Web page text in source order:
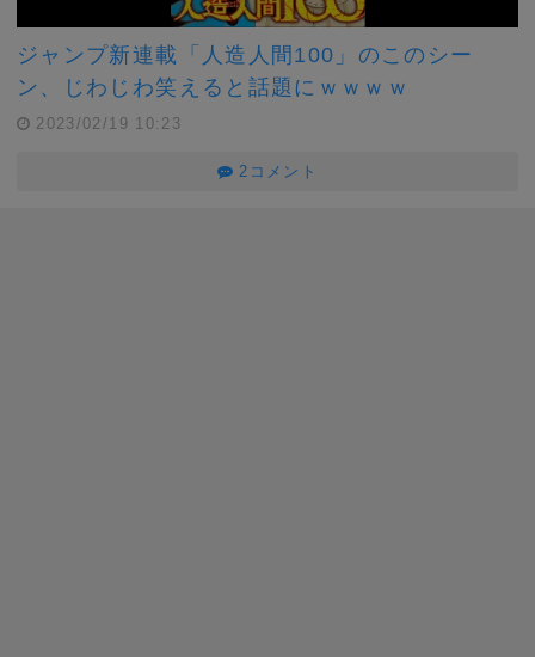
ジャンプ新連載「人造人間100」のこのシー
ン、じわじわ笑えると話題にｗｗｗｗ
2023/02/19 10:23
2コメント